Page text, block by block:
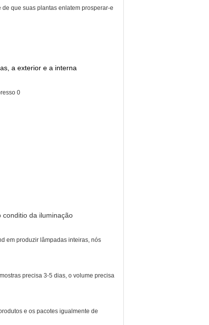
que suas plantas enlatem prosperar-e
a exterior e a interna
da iluminação
em produzir lâmpadas inteiras, nós
precisa 3-5 dias, o volume precisa
e os pacotes igualmente de